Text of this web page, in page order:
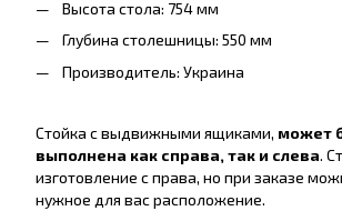
Высота стола: 754 мм
Глубина столешницы: 550 мм
Производитель: Украина
Стойка с выдвижными ящиками, может
выполнена как справа, так и слева.
изготовление с права, но при заказе
нужное для вас расположение.